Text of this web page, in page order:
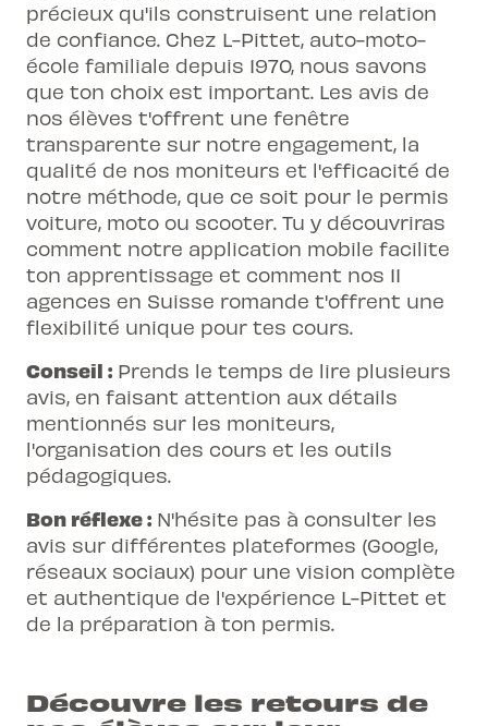
précieux qu'ils construisent une relation
de confiance. Chez L-Pittet, auto-moto-
école familiale depuis 1970, nous savons
que ton choix est important. Les avis de
nos élèves t'offrent une fenêtre
transparente sur notre engagement, la
qualité de nos moniteurs et l'efficacité de
notre méthode, que ce soit pour le permis
voiture, moto ou scooter. Tu y découvriras
comment notre application mobile facilite
ton apprentissage et comment nos 11
agences en Suisse romande t'offrent une
flexibilité unique pour tes cours.
Conseil : Prends le temps de lire plusieurs
avis, en faisant attention aux détails
mentionnés sur les moniteurs,
l'organisation des cours et les outils
pédagogiques.
Bon réflexe : N'hésite pas à consulter les
avis sur différentes plateformes (Google,
réseaux sociaux) pour une vision complète
et authentique de l'expérience L-Pittet et
de la préparation à ton permis.
Découvre les retours de